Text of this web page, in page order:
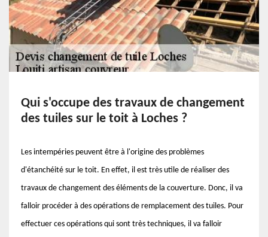
Qui s'occupe des travaux de changement
des tuiles sur le toit à Loches ?
Les intempéries peuvent être à l'origine des problèmes
d'étanchéité sur le toit. En effet, il est très utile de réaliser des
travaux de changement des éléments de la couverture. Donc, il va
falloir procéder à des opérations de remplacement des tuiles. Pour
effectuer ces opérations qui sont très techniques, il va falloir